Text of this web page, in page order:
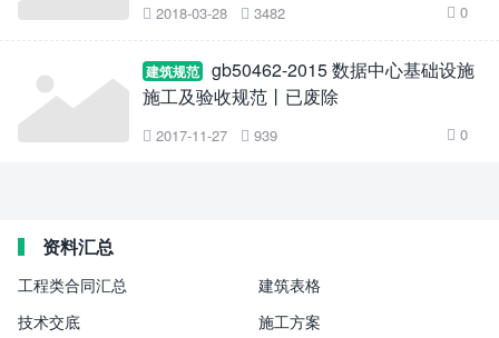
 2018-03-28  3482  0
建筑规范
gb50462-2015 数据中心基础设施
施工及验收规范丨已废除
 2017-11-27  939  0
资料汇总
工程类合同汇总
建筑表格
技术交底
施工方案